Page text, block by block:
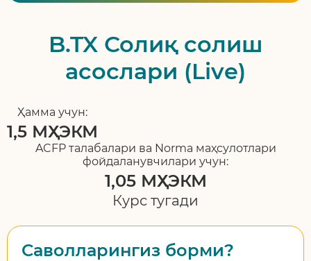
B.TX Солиқ солиш
асослари (Live)
Ҳамма учун:
1,5 МҲЭКМ
ACFP талабалари ва Norma маҳсулотлари
фойдаланувчилари учун:
1,05 МҲЭКМ
Курс тугади
Саволларингиз борми?